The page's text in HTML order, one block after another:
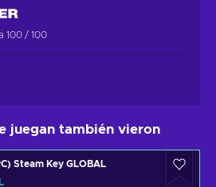
100 / 100
juegan también vieron
Steam Key GLOBAL